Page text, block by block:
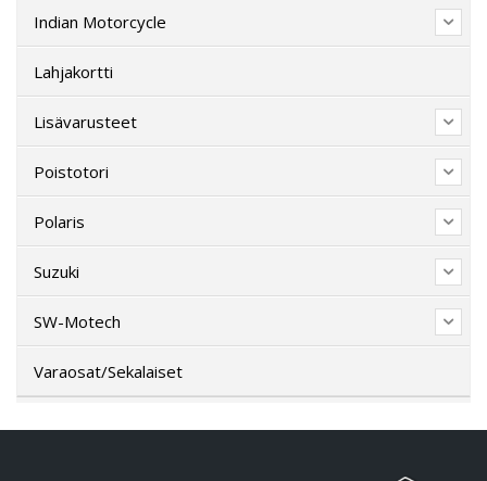
Indian Motorcycle
Lahjakortti
Lisävarusteet
Poistotori
Polaris
Suzuki
SW-Motech
Varaosat/Sekalaiset